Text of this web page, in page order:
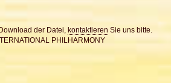
der Datei, kontaktieren Sie uns bitte.
PHILHARMONY